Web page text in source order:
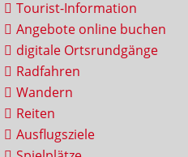
Tourist-Information
Angebote online buchen
digitale Ortsrundgänge
Radfahren
Wandern
Reiten
Ausflugsziele